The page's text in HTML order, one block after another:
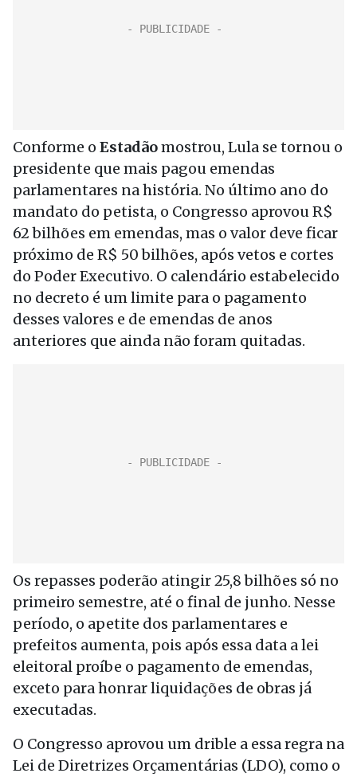
Conforme o Estadãomostrou, Lula se tornou o
presidente que mais pagou emendas
parlamentares na história. No último ano do
mandato do petista, o Congresso aprovou R$
62 bilhões em emendas, mas o valor deve ficar
próximo de R$ 50 bilhões, após vetos e cortes
do Poder Executivo. O calendário estabelecido
no decreto é um limite para o pagamento
desses valores e de emendas de anos
anteriores que ainda não foram quitadas.
Os repasses poderão atingir 25,8 bilhões só no
primeiro semestre, até o final de junho. Nesse
período, o apetite dos parlamentares e
prefeitos aumenta, pois após essa data a lei
eleitoral proíbe o pagamento de emendas,
exceto para honrar liquidações de obras já
executadas.
O Congresso aprovou um drible a essa regra na
Lei de Diretrizes Orçamentárias (LDO), como o